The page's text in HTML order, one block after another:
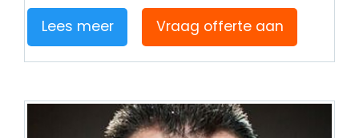
Lees meer Vraag offerte aan